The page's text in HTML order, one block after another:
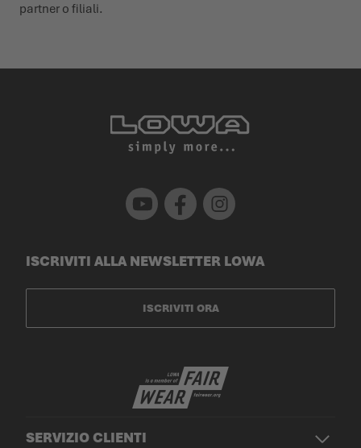
partner o filiali.
Youtube Facebook Instagram
SERVIZIO CLIENTI
ISCRIVITI ALLA NEWSLETTER LOWA
ISCRIVITI ORA